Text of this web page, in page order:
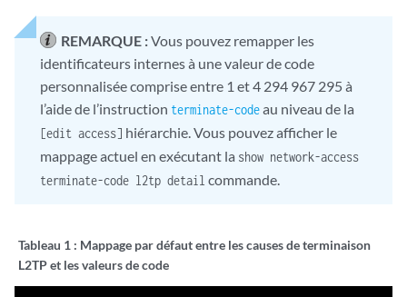
REMARQUE :Vous pouvez remapper les
identificateurs internes à une valeur de code
personnalisée comprise entre 1 et 4 294 967 295 à
l’aide de l’instruction terminate-codeau niveau de la
[edit access] hiérarchie. Vous pouvez afficher le
mappage actuel en exécutant la show network-access
terminate-code l2tp detail commande.
Tableau 1 : Mappage par défaut entre les causes de terminaison
L2TP et les valeurs de code